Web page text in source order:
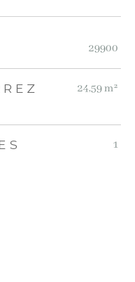
29900
24,59 m²
1